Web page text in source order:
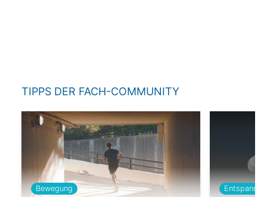
TIPPS DER FACH-COMMUNITY
Bewegung